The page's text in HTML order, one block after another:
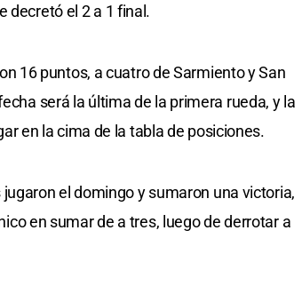
decretó el 2 a 1 final.
16 puntos, a cuatro de Sarmiento y San
será la última de la primera rueda, y la
en la cima de la tabla de posiciones.
el domingo y sumaron una victoria,
en sumar de a tres, luego de derrotar a